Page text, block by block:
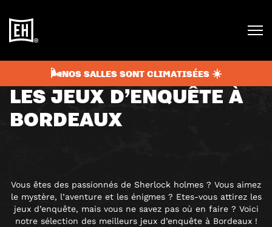
🌬️NOS SALLES SONT CLIMATISÉES ☀️
LES JEUX D’ENQUÊTE À
BORDEAUX
Vous êtes des passionnés de Sherlock holmes ? Vous aimez
le mystère, l’aventure et les énigmes ? Etes-vous attirez les
jeux d’enquête, mais vous ne savez pas où en faire ? Voici
notre sélection des meilleurs jeux d’enquête à Bordeaux !